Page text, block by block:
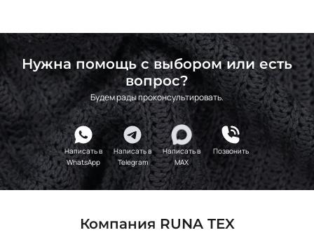
Нужна помощь с выбором или есть
вопрос?
Будем рады проконсультировать.
Написать в
WhatsApp
Написать в
Telegram
Написать в
MAX
Позвонить
Компания RUNA TEX